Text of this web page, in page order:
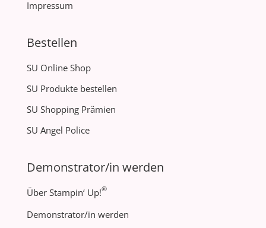
Impressum
Bestellen
SU Online Shop
SU Produkte bestellen
SU Shopping Prämien
SU Angel Police
Demonstrator/in werden
Über Stampin‘ Up!®
Demonstrator/in werden